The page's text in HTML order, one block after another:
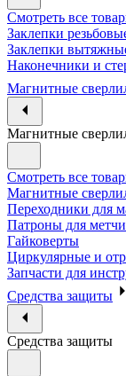
Смотреть все
Заклепки
Заклепки
Наконечники и
Магнитные
Магнитные
Смотреть все
Магнитные
Переходники для
Патроны для
Гайковерты
Циркулярные и
Запчасти для
Средства защиты
Средства защиты